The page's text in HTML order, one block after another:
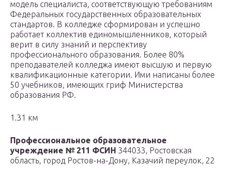
модель специалиста, соответствующую требованиям
Федеральных государственных образовательных
стандартов. В колледже сформирован и успешно
работает коллектив единомышленников, который
верит в силу знаний и перспективу
профессионального образования. Более 80%
преподавателей колледжа имеют высшую и первую
квалификационные категории. Ими написаны более
50 учебников, имеющих гриф Министерства
образования РФ.
1.31 км
Профессиональное образовательное
учреждение № 211 ФСИН 344033, Ростовская
область, город Ростов-на-Дону, Казачий переулок, 22